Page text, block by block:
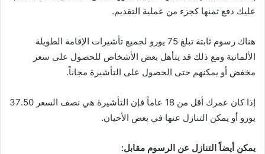
عليك دفع ثمنها كجزء من عملية التقديم.
هناك رسوم ثابتة تبلغ 75 يورو لجميع تأشيرات الإقامة الطويلة
الألمانية ومع ذلك قد يتأهل بعض الأشخاص للحصول على سعر
مخفض أو يمكنهم حتى الحصول على التأشيرة مجاناً.
إذا كان عمرك أقل من 18 عاماً فإن التأشيرة هي نصف السعر 37.50
يورو أو يمكن التنازل عنها في بعض الأحيان.
يمكن أيضاً التنازل عن الرسوم مقابل: